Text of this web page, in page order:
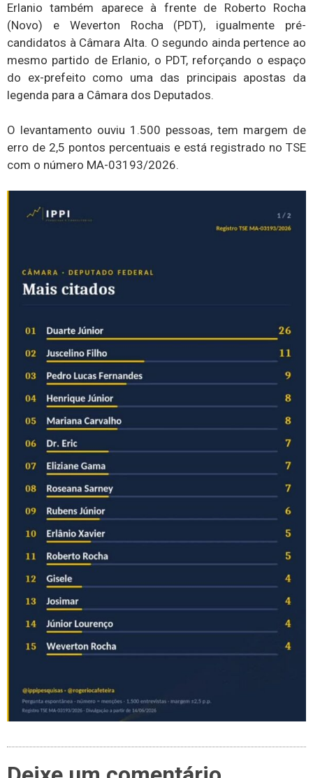
Erlanio também aparece à frente de Roberto Rocha
(Novo) e Weverton Rocha (PDT), igualmente pré-
candidatos à Câmara Alta. O segundo ainda pertence ao
mesmo partido de Erlanio, o PDT, reforçando o espaço
do ex-prefeito como uma das principais apostas da
legenda para a Câmara dos Deputados.
O levantamento ouviu 1.500 pessoas, tem margem de
erro de 2,5 pontos percentuais e está registrado no TSE
com o número MA-03193/2026.